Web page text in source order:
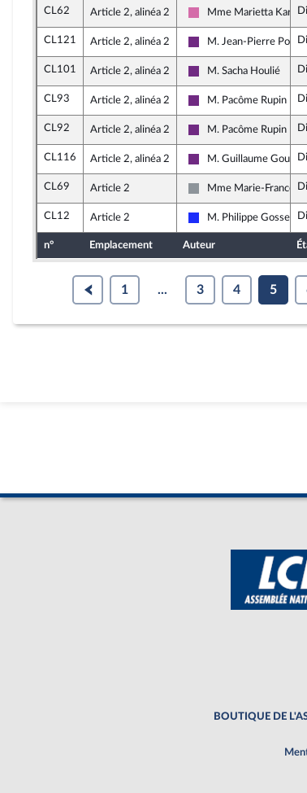
CL62 Article 2, alinéa 2
Socialistes et apparentés
Mme Marietta
CL121 Article 2, alinéa 2
La République en
M. Jean-Pierre Pont
CL101 Article 2, alinéa 2
La République en
M. Sacha Houlié
CL93 Article 2, alinéa 2
La République en
M. Pacôme Rupin
CL92 Article 2, alinéa 2
La République en
M. Pacôme Rupin
CL116 Article 2, alinéa 2
La République en
M. Guillaume
CL69 Article 2
Non inscrit
Mme Marie-France
CL12 Article 2
Les Républicains
M. Philippe Gosselin
n° Emplacement Auteur
1 ... 3 4 5
BOUTIQUE DE